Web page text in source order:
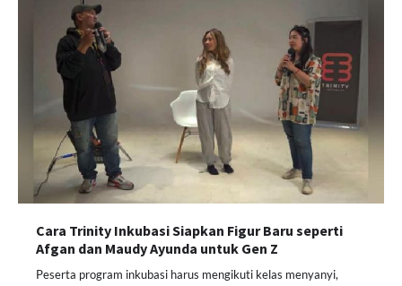
Cara Trinity Inkubasi Siapkan Figur Baru seperti
Afgan dan Maudy Ayunda untuk Gen Z
Peserta program inkubasi harus mengikuti kelas menyanyi,